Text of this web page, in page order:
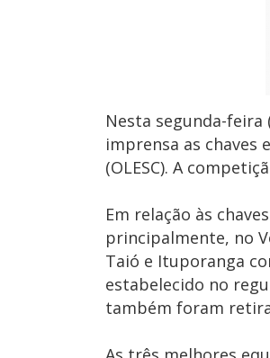
Nesta segunda-feira
imprensa as chaves
(OLESC). A
Em relação às
principalmente, no
Taió e Ituporanga
estabelecido no
também foram